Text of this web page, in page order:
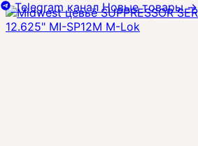
Telegram канал Новые товары→